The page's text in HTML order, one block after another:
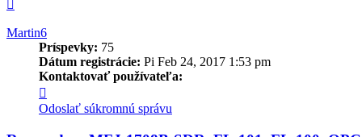
Martin6
Príspevky: 75
Dátum registrácie: Pi Feb 24, 2017 1:53 pm
Kontaktovať používateľa:
informácie
používateľa
Odoslať súkromnú správu